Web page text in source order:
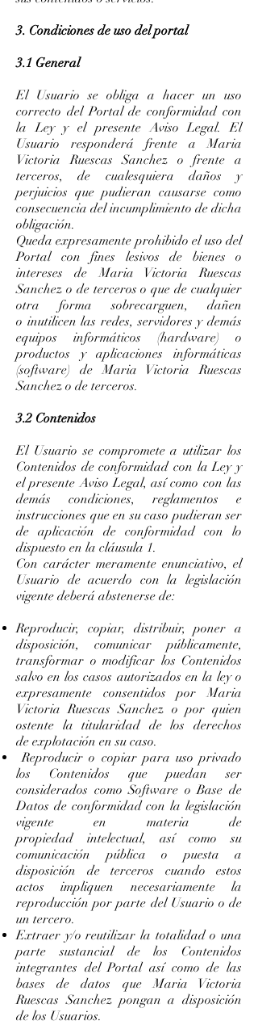
3. Condiciones de uso del portal
3.1 General
El Usuario se obliga a hacer un uso
correcto del Portal de conformidad con
la Ley y el presente Aviso Legal. El
Usuario responderá frente a Maria
Victoria Ruescas Sanchez o frente a
terceros, de cualesquiera daños y
perjuicios que pudieran causarse como
consecuencia del incumplimiento de dicha
obligación.
Queda expresamente prohibido el uso del
Portal con fines lesivos de bienes o
intereses de Maria Victoria Ruescas
Sanchez o de terceros o que de cualquier
otra forma sobrecarguen, dañen
o inutilicen las redes, servidores y demás
equipos informáticos (hardware) o
productos y aplicaciones informáticas
(software) de Maria Victoria Ruescas
Sanchez o de terceros.
3.2 Contenidos
El Usuario se compromete a utilizar los
Contenidos de conformidad con la Ley y
el presente Aviso Legal, así como con las
demás condiciones, reglamentos e
instrucciones que en su caso pudieran ser
de aplicación de conformidad con lo
dispuesto en la cláusula 1.
Con carácter meramente enunciativo, el
Usuario de acuerdo con la legislación
vigente deberá abstenerse de:
Reproducir, copiar, distribuir, poner a
disposición, comunicar públicamente,
transformar o modificar los Contenidos
salvo en los casos autorizados en la ley o
expresamente consentidos por Maria
Victoria Ruescas Sanchez o por quien
ostente la titularidad de los derechos
de explotación en su caso.
Reproducir o copiar para uso privado
los Contenidos que puedan ser
considerados como Software o Base de
Datos de conformidad con la legislación
vigente en materia de
propiedad intelectual, así como su
comunicación pública o puesta a
disposición de terceros cuando estos
actos impliquen necesariamente la
reproducción por parte del Usuario o de
un tercero.
Extraer y/o reutilizar la totalidad o una
parte sustancial de los Contenidos
integrantes del Portal así como de las
bases de datos que Maria Victoria
Ruescas Sanchez pongan a disposición
de los Usuarios.